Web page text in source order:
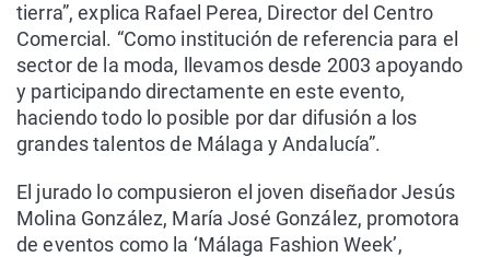
tierra”, explica Rafael Perea, Director del Centro
Comercial. “Como institución de referencia para el
sector de la moda, llevamos desde 2003 apoyando
y participando directamente en este evento,
haciendo todo lo posible por dar difusión a los
grandes talentos de Málaga y Andalucía”.
El jurado lo compusieron el joven diseñador Jesús
Molina González, María José González, promotora
de eventos como la ‘Málaga Fashion Week’,